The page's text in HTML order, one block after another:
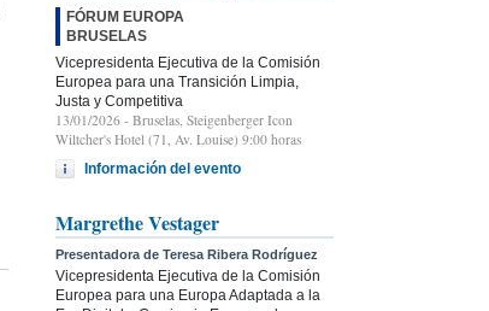
FÓRUM EUROPA
BRUSELAS
Vicepresidenta Ejecutiva de la Comisión
Europea para una Transición Limpia,
Justa y Competitiva
13/01/2026 - Bruselas, Steigenberger Icon
Wiltcher's Hotel (71, Av. Louise) 9:00 horas
Información del evento
Margrethe Vestager
Presentadora de Teresa Ribera Rodríguez
Vicepresidenta Ejecutiva de la Comisión
Europea para una Europa Adaptada a la